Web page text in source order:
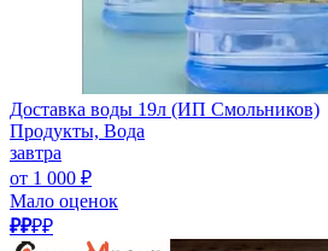
Доставка воды 19л (ИП Смольников)
Продукты, Вода
завтра
от 1 000 ₽
Мало оценок
₽₽₽₽